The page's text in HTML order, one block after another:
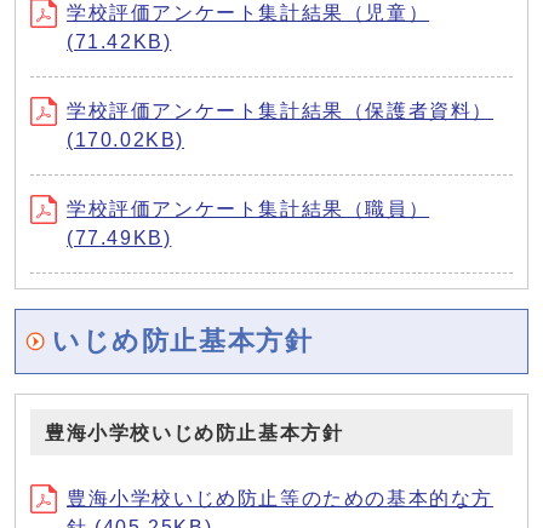
学校評価アンケート集計結果（児童）
(71.42KB)
学校評価アンケート集計結果（保護者資料）
(170.02KB)
学校評価アンケート集計結果（職員）
(77.49KB)
いじめ防止基本方針
豊海小学校いじめ防止基本方針
豊海小学校いじめ防止等のための基本的な方